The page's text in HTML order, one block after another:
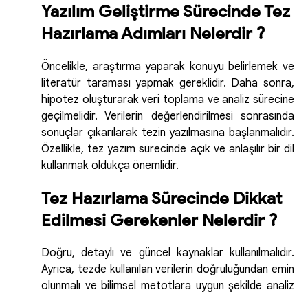
Yazılım Geliştirme Sürecinde Tez
Hazırlama Adımları Nelerdir ?
Öncelikle, araştırma yaparak konuyu belirlemek ve
literatür taraması yapmak gereklidir. Daha sonra,
hipotez oluşturarak veri toplama ve analiz sürecine
geçilmelidir. Verilerin değerlendirilmesi sonrasında
sonuçlar çıkarılarak tezin yazılmasına başlanmalıdır.
Özellikle, tez yazım sürecinde açık ve anlaşılır bir dil
kullanmak oldukça önemlidir.
Tez Hazırlama Sürecinde Dikkat
Edilmesi Gerekenler Nelerdir ?
Doğru, detaylı ve güncel kaynaklar kullanılmalıdır.
Ayrıca, tezde kullanılan verilerin doğruluğundan emin
olunmalı ve bilimsel metotlara uygun şekilde analiz